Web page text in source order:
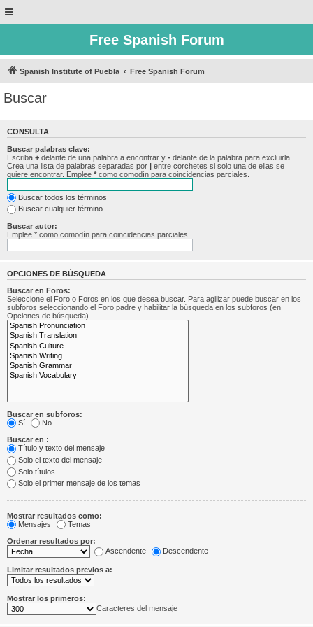
Free Spanish Forum
Spanish Institute of Puebla Free Spanish Forum
Buscar
CONSULTA
Buscar palabras clave:
Escriba + delante de una palabra a encontrar y - delante de la palabra para excluirla.
Crea una lista de palabras separadas por | entre corchetes si solo una de ellas se
quiere encontrar. Emplee * como comodín para coincidencias parciales.
Buscar todos los términos
Buscar cualquier término
Buscar autor:
Emplee * como comodín para coincidencias parciales.
OPCIONES DE BÚSQUEDA
Buscar en Foros:
Seleccione el Foro o Foros en los que desea buscar. Para agilizar puede buscar en los
subforos seleccionando el Foro padre y habilitar la búsqueda en los subforos (en
Opciones de búsqueda).
Buscar en subforos:
Sí
No
Buscar en :
Título y texto del mensaje
Solo el texto del mensaje
Solo títulos
Solo el primer mensaje de los temas
Mostrar resultados como:
Mensajes
Temas
Ordenar resultados por:
Ascendente
Descendente
Limitar resultados previos a:
Mostrar los primeros:
Caracteres del mensaje